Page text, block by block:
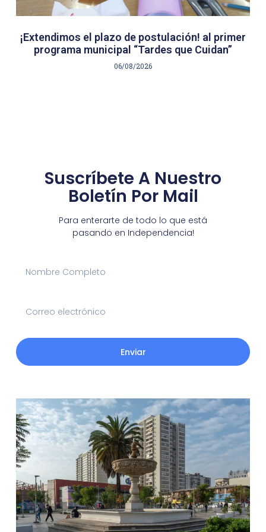
¡Extendimos el plazo de postulación! al primer
programa municipal “Tardes que Cuidan”
06/08/2026
Suscríbete A Nuestro
Boletín Por Mail
Para enterarte de todo lo que está
pasando en Independencia!
Enviar